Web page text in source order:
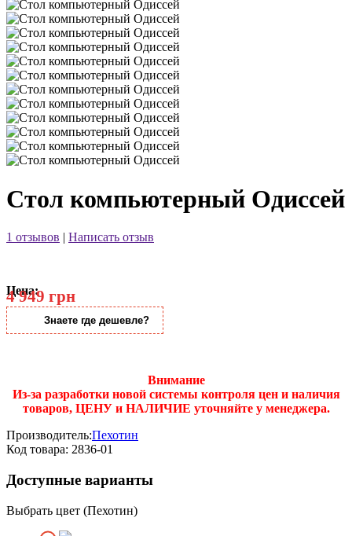
Стол компьютерный Одиссей
1 отзывов | Написать отзыв
Цена:
4 949 грн
Знаете где дешевле?
Внимание
Из-за разработки новой системы контроля цен и наличия
товаров, ЦЕНУ и НАЛИЧИЕ уточняйте у менеджера.
Производитель:Пехотин
Код товара: 2836-01
Доступные варианты
Выбрать цвет (Пехотин)